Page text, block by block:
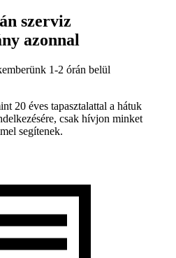
szerviz
azonnal
1-2 órán belül
20 éves tapasztalattal a hátuk
csak hívjon minket
segítenek.